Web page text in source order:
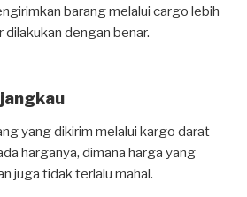
barang melalui cargo lebih
dilakukan dengan benar.
yang dikirim melalui kargo darat
harganya, dimana harga yang
juga tidak terlalu mahal.